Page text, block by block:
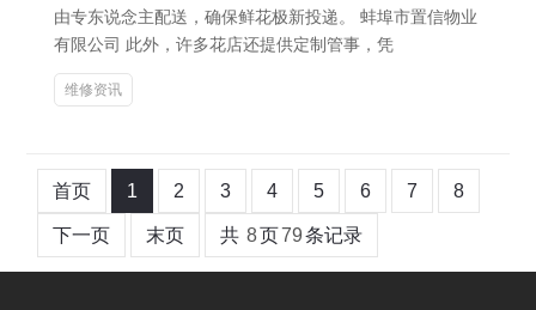
由专东说念主配送，确保鲜花极新投递。 蚌埠市置信物业
有限公司 此外，许多花店还提供定制管事，凭
维修资讯
首页 1 2 3 4 5 6 7 8
下一页 末页 共 8页79条记录